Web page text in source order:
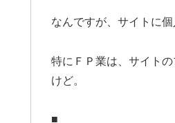
なんですが、サイトに
特にＦＰ業は、サイト
けど。
■